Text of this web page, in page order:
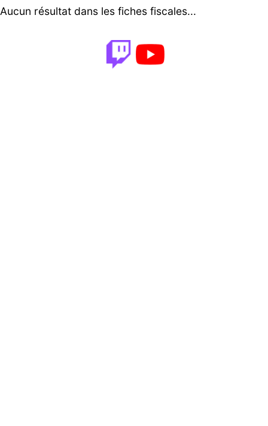
Aucun résultat dans les fiches fiscales...